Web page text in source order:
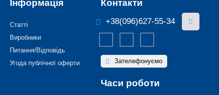
Інформація
Статті
Виробники
Питання/Відповідь
Угода публічної оферти
Контакти
+38(096)627-55-34
Зателефонуємо
Часи роботи